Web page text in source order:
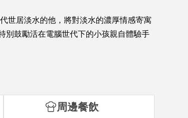
世居淡水的他，將對淡水的濃厚情感寄寓
別鼓勵活在電腦世代下的小孩親自體驗手
周邊餐飲